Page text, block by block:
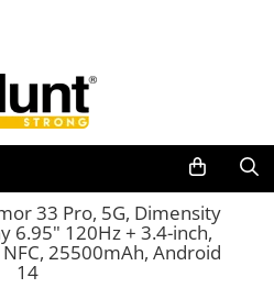
33 Pro, 5G, Dimensity
6.95" 120Hz + 3.4-inch,
25500mAh, Android
14